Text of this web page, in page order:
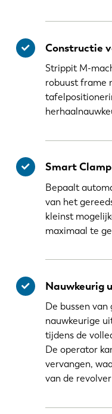
Constructie
Strippit M-
robuust frame
Smart Clamp
Bepaalt
van het
kleinst
maximaal te
Nauwkeurig
De bussen
nauwkeurige
tijdens de
De operator
vervangen,
van de